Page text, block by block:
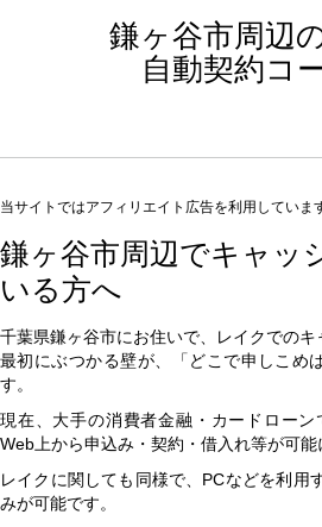
鎌ヶ谷市周辺
自動契約コ
当サイトではアフィリエイト広告を利用していま
鎌ヶ谷市周辺でキャッ
いる方へ
千葉県鎌ヶ谷市にお住いで、レイクでの
最初にぶつかる壁が、「どこで申しこめ
す。
現在、大手の消費者金融・カードローン
Web上から申込み・契約・借入れ等が可能
レイクに関しても同様で、PCなどを利用
みが可能です。